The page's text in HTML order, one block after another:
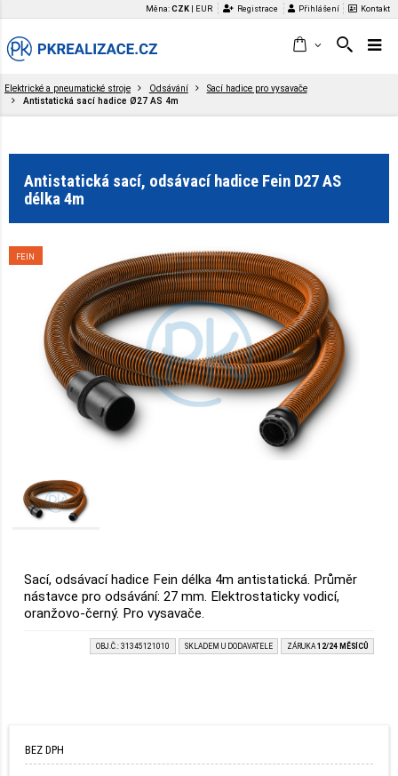
Měna:CZK EUR Registrace Přihlášení Kontakt
Elektrické a pneumatické stroje Odsávání
Sací hadice pro vysavače
Antistatická sací hadice Ø27 AS 4m
Antistatická sací, odsávací hadice Fein D27 AS
délka 4m
FEIN
Sací, odsávací hadice Fein délka 4m antistatická. Průměr
nástavce pro odsávání: 27 mm. Elektrostaticky vodicí,
oranžovo-černý. Pro vysavače.
OBJ.Č.: 31345121010 SKLADEM U DODAVATELE ZÁRUKA 12/24 MĚSÍCŮ
BEZ DPH